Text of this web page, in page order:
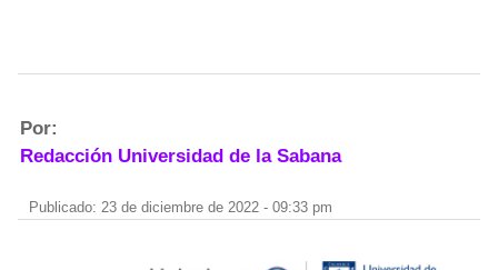
Por:
Redacción Universidad de la Sabana
Publicado: 23 de diciembre de 2022 - 09:33 pm